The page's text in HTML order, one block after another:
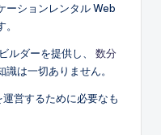
ーションレンタル Web
。
ルダーを提供し、 数分
識は一切ありません。
営するために必要なも